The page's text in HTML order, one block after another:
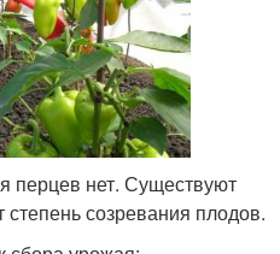
перцев нет. Существуют
созревания плодов.